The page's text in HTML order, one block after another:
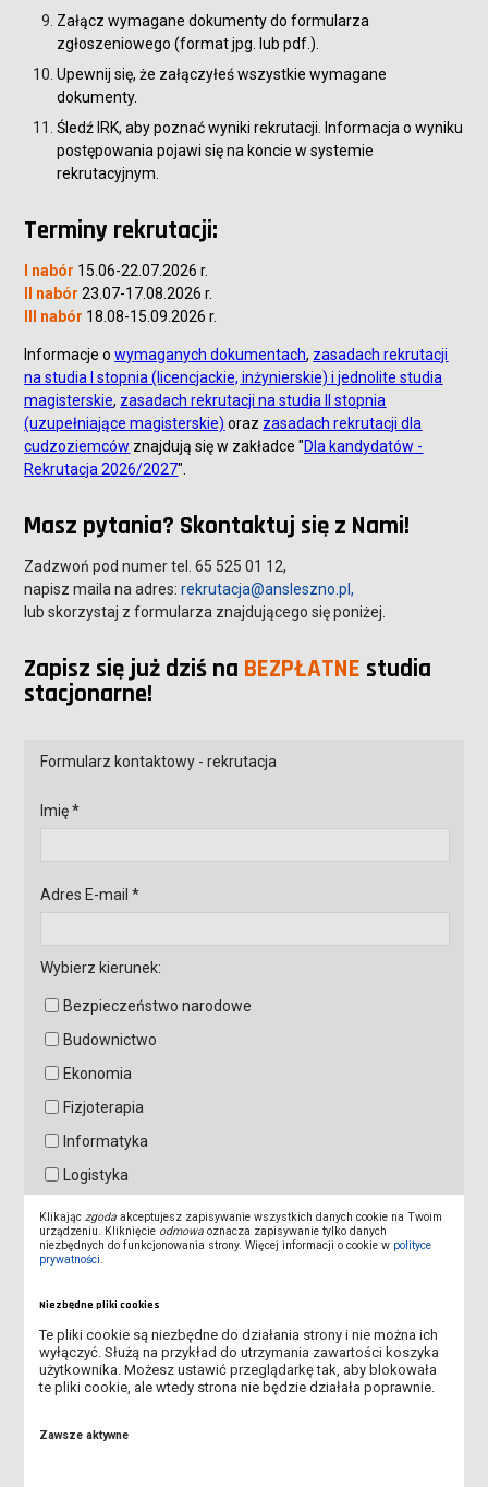
Załącz wymagane dokumenty do formularza
zgłoszeniowego (format jpg. lub pdf.).
Upewnij się, że załączyłeś wszystkie wymagane
dokumenty.
Śledź IRK, aby poznać wyniki rekrutacji. Informacja o wyniku
postępowania pojawi się na koncie w systemie
rekrutacyjnym.
Terminy rekrutacji:
I nabór 15.06-22.07.2026 r.
II nabór 23.07-17.08.2026 r.
III nabór 18.08-15.09.2026 r.
Informacje owymaganych dokumentach, zasadach rekrutacji
na studia I stopnia (licencjackie, inżynierskie) i jednolite studia
magisterskie, zasadach rekrutacji na studia II stopnia
(uzupełniające magisterskie) oraz zasadach rekrutacji dla
cudzoziemców znajdują się w zakładce "Dla kandydatów -
Rekrutacja 2026/2027".
Masz pytania? Skontaktuj się z Nami!
Zadzwoń pod numer tel. 65 525 01 12,
napisz maila na adres:rekrutacja@ansleszno.pl,
lub skorzystaj z formularza znajdującego się poniżej.
Zapisz się już dziś na BEZPŁATNE studia
stacjonarne!
Formularz kontaktowy - rekrutacja
Imię *
Adres E-mail *
Wybierz kierunek:
Bezpieczeństwo narodowe
Budownictwo
Ekonomia
Fizjoterapia
Informatyka
Logistyka
Mechanika i budowa maszyn
Mechatronika
Pedagogika przedszkolna i wczesnoszkolna
Pielęgniarstwo
Wychowanie fizyczne
Klikając zgoda akceptujesz zapisywanie wszystkich danych cookie na Twoim
urządzeniu. Kliknięcie odmowa oznacza zapisywanie tylko danych
niezbędnych do funkcjonowania strony. Więcej informacji o cookie w polityce
prywatności
Niezbędne pliki cookies
Te pliki cookie są niezbędne do działania strony i nie można ich
wyłączyć. Służą na przykład do utrzymania zawartości koszyka
użytkownika. Możesz ustawić przeglądarkę tak, aby blokowała
te pliki cookie, ale wtedy strona nie będzie działała poprawnie.
Zawsze aktywne